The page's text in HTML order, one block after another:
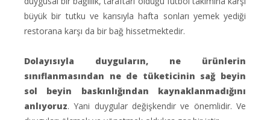
büyük bir tutku ve karısıyla hafta sonları yemek yediği
restorana karşı da bir bağ hissetmektedir.
Dolayısıyla duyguların, ne ürünlerin
sınıflanmasından ne de tüketicinin sağ beyin
sol beyin baskınlığından kaynaklanmadığını
anlıyoruz. Yani duygular değişkendir ve önemlidir. Ve